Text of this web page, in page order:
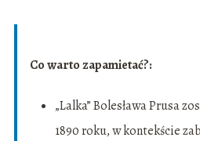
Co warto zapamietać?:
„Lalka” Bolesława Prusa
1890 roku, w kontekście